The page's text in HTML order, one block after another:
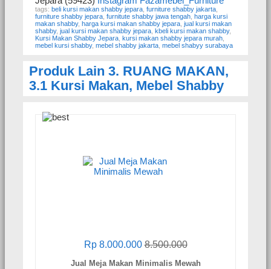
tags: beli kursi makan shabby jepara furniture shabby jakarta
furniture shabby jepara furnitute shabby jawa tengah harga kursi
makan shabby, harga kursi makan shabby jepara jual kursi makan
shabby, jual kursi makan shabby jepara kbeli kursi makan shabby,
Kursi Makan Shabby Jepara kursi makan shabby jepara murah
mebel kursi shabby, mebel shabby jakarta mebel shabyy surabaya
Produk Lain 3. RUANG MAKAN,
3.1 Kursi Makan, Mebel Shabby
Rp 8.000.0008.500.000
Jual Meja Makan Minimalis Mewah